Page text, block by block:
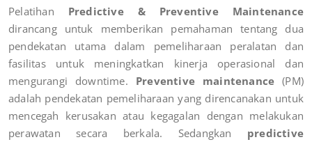
Pelatihan Predictive & Preventive Maintenance
dirancang untuk memberikan pemahaman tentang dua
pendekatan utama dalam pemeliharaan peralatan dan
fasilitas untuk meningkatkan kinerja operasional dan
mengurangi downtime. Preventive maintenance (PM)
adalah pendekatan pemeliharaan yang direncanakan untuk
mencegah kerusakan atau kegagalan dengan melakukan
perawatan secara berkala. Sedangkan predictive